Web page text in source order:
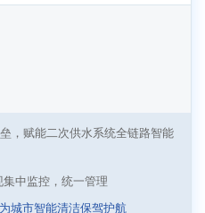
，赋能二次供水系统全链路智能
中监控，统一管理
城市智能清洁保驾护航